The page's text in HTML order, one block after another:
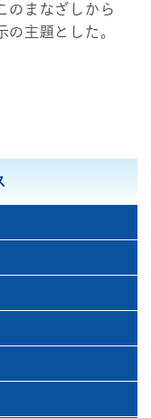
のまなざしから
主題とした。